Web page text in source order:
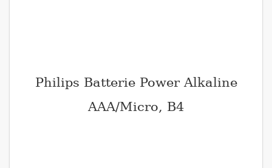
Philips Batterie Power Alkaline
AAA/Micro, B4